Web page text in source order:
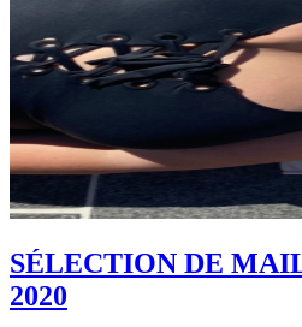
SÉLECTION DE
2020